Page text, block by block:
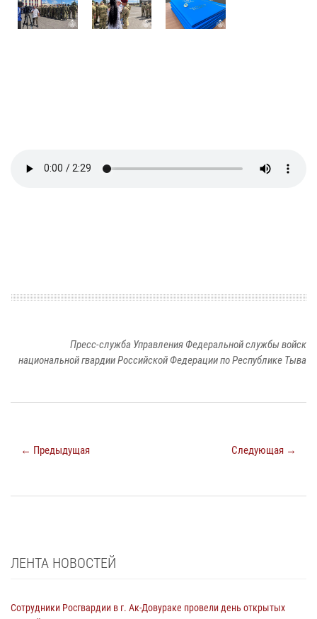
Пресс-служба Управления Федеральной службы войск
национальной гвардии Российской Федерации по Республике Тыва
← Предыдущая Следующая →
ЛЕНТА НОВОСТЕЙ
Сотрудники Росгвардии в г. Ак-Довураке провели день открытых